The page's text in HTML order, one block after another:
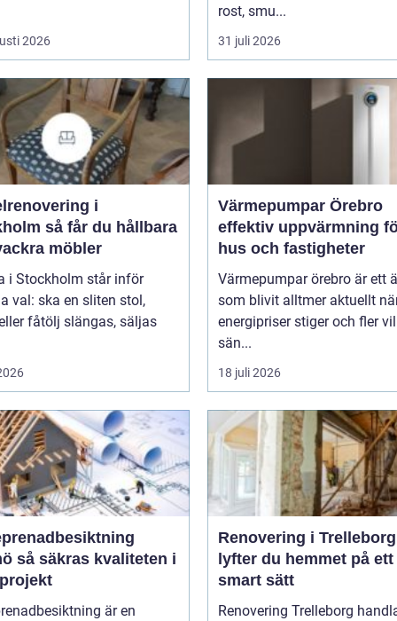
2026
rost, smu...
31 juli 2026
i
du hållbara
möbler
i Stockholm står inför
val: ska en sliten stol,
fåtölj slängas, säljas
Värmepumpar Örebro
effektiv uppvärmning
hus och fastigheter
Värmepumpar örebro är ett
som blivit alltmer aktuellt
energipriser stiger och fler
sän...
18 juli 2026
i
är en
Renovering i
lyfter du hemmet på ett
smart sätt
Renovering Trelleborg